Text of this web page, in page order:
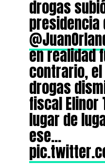
drogas
presidencia
en realidad
contrario,
drogas
fiscal Elinor
lugar de
ese…